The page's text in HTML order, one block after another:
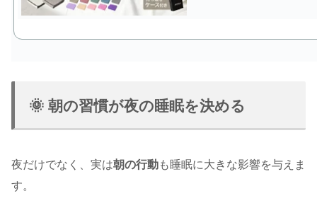
🌞 朝の習慣が夜の睡眠を決める
夜だけでなく、実は朝の行動も睡眠に大きな影響を与えま
す。